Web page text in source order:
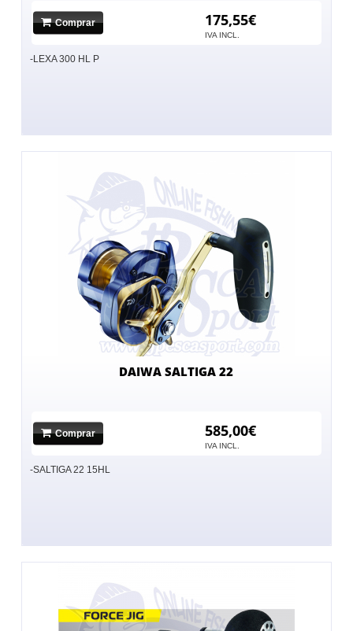
Comprar 175,55€
IVA INCL.
-LEXA 300 HL P
DAIWA SALTIGA 22
Comprar 585,00€
IVA INCL.
-SALTIGA 22 15HL